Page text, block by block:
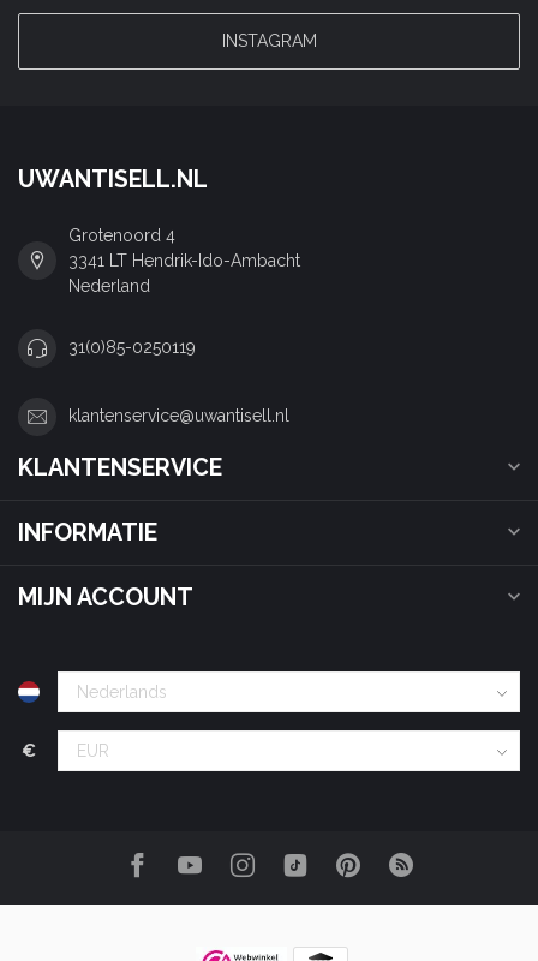
INSTAGRAM
UWANTISELL.NL
Grotenoord 4
3341 LT Hendrik-Ido-Ambacht
Nederland
31(0)85-0250119
klantenservice@uwantisell.nl
KLANTENSERVICE
INFORMATIE
MIJN ACCOUNT
€